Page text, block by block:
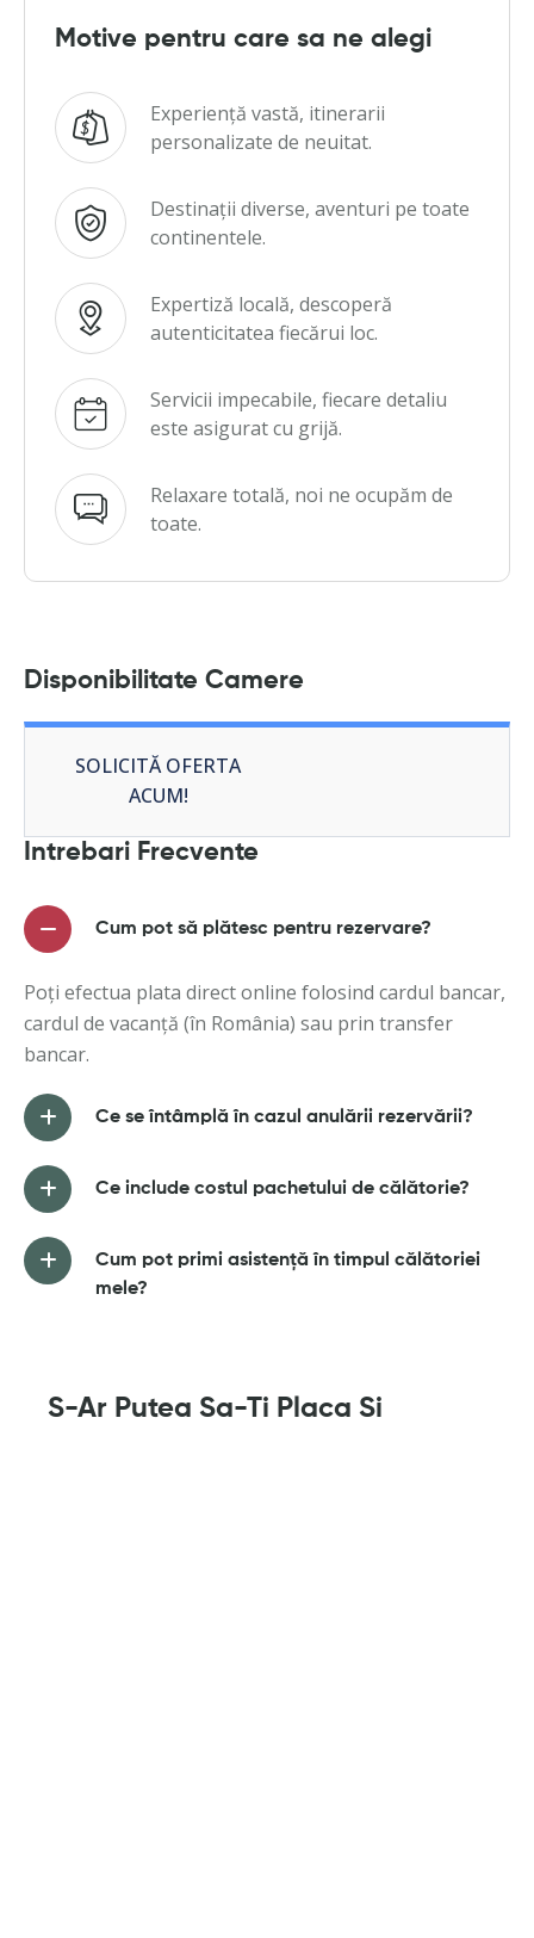
Motive pentru care sa ne alegi
Experiență vastă, itinerarii
personalizate de neuitat.
Destinații diverse, aventuri pe toate
continentele.
Expertiză locală, descoperă
autenticitatea fiecărui loc.
Servicii impecabile, fiecare detaliu
este asigurat cu grijă.
Relaxare totală, noi ne ocupăm de
toate.
Disponibilitate Camere
SOLICITĂ OFERTA
ACUM!
Intrebari Frecvente
Cum pot să plătesc pentru rezervare?
Poți efectua plata direct online folosind cardul bancar,
cardul de vacanță (în România) sau prin transfer
bancar.
Ce se întâmplă în cazul anulării rezervării?
Ce include costul pachetului de călătorie?
Cum pot primi asistență în timpul călătoriei
mele?
S-Ar Putea Sa-Ti Placa Si